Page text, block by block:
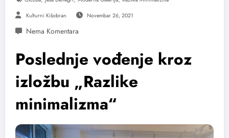
Kulturni Kišobran Novembar 26, 2021
Poslednje vođenje kroz
izložbu „Razlike
minimalizma“